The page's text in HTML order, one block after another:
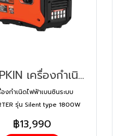
PUMPKIN เครื่องกำเนิดไฟฟ้าเบนซินระบบ INVERTER รุ่น Silent type 1800W PTT-G2018iS (44382)
องกำเนิดไฟฟ้าเบนซินระบบ
รุ่น Silent type 1800W
฿13,990